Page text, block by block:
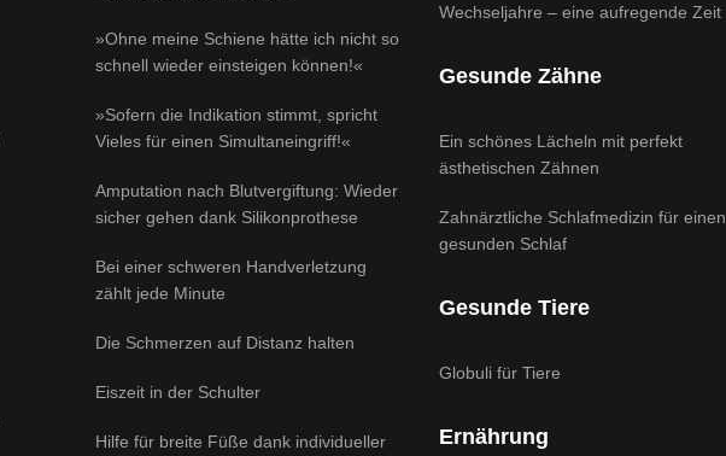
»Ohne meine Schiene hätte ich nicht so
schnell wieder einsteigen können!«
»Sofern die Indikation stimmt, spricht
Vieles für einen Simultaneingriff!«
Amputation nach Blutvergiftung: Wieder
sicher gehen dank Silikonprothese
Bei einer schweren Handverletzung
zählt jede Minute
Die Schmerzen auf Distanz halten
Eiszeit in der Schulter
Hilfe für breite Füße dank individueller
Wechseljahre – eine aufregende Zeit
Gesunde Zähne
Ein schönes Lächeln mit perfekt
ästhetischen Zähnen
Zahnärztliche Schlafmedizin für einen
gesunden Schlaf
Gesunde Tiere
Globuli für Tiere
Ernährung